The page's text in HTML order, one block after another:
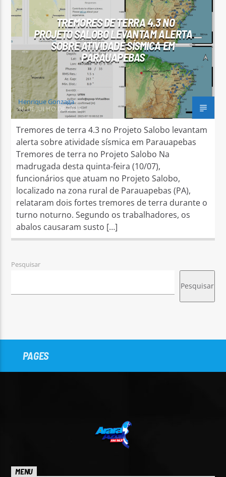
Arara Azul FM
TREMORES DE TERRA 4.3 NO
PROJETO SALOBO LEVANTAM ALERTA
SOBRE ATIVIDADE SÍSMICA EM
PARAUAPEBAS
Henrique Gonzaga
10 DE JULHO DE 2025
Tremores de terra 4.3 no Projeto Salobo levantam
alerta sobre atividade sísmica em Parauapebas
Tremores de terra no Projeto Salobo Na
madrugada desta quinta-feira (10/07),
funcionários que atuam no Projeto Salobo,
localizado na zona rural de Parauapebas (PA),
relataram dois fortes tremores de terra durante o
turno noturno. Segundo os trabalhadores, os
abalos causaram susto […]
Pesquisar
Pesquisar
PAGES
MENU